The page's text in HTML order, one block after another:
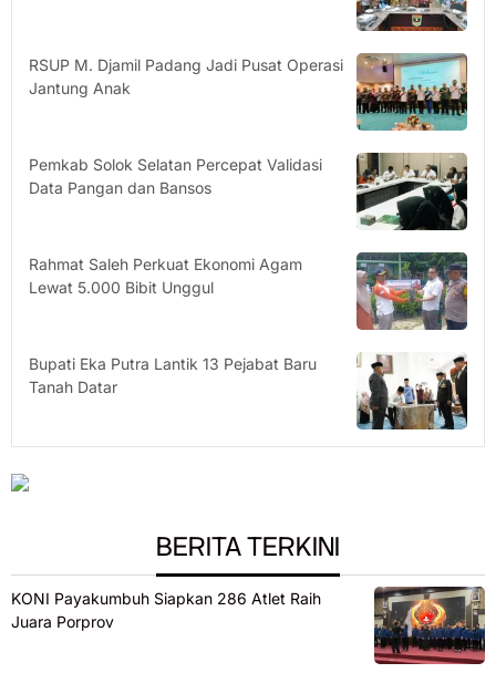
RSUP M. Djamil Padang Jadi Pusat Operasi
Jantung Anak
Pemkab Solok Selatan Percepat Validasi
Data Pangan dan Bansos
Rahmat Saleh Perkuat Ekonomi Agam
Lewat 5.000 Bibit Unggul
Bupati Eka Putra Lantik 13 Pejabat Baru
Tanah Datar
BERITA TERKINI
KONI Payakumbuh Siapkan 286 Atlet Raih
Juara Porprov